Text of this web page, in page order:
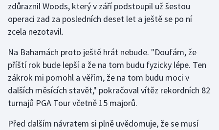
Golf
Gymnastika
Házená
Jezdectví
zdůraznil Woods, který v září podstoupil už šestou
operaci zad za posledních deset let a ještě se po ní
zcela nezotavil.
Na Bahamách proto ještě hrát nebude. "Doufám, že
příští rok bude lepší a že na tom budu fyzicky lépe. Ten
zákrok mi pomohl a věřím, že na tom budu moci v
dalších měsících stavět," pokračoval vítěz rekordních 82
turnajů PGA Tour včetně 15 majorů.
Před dalším návratem si plně uvědomuje, že se musí